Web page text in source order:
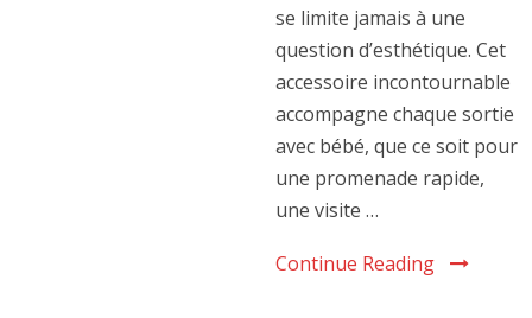
se limite jamais à une
question d’esthétique. Cet
accessoire incontournable
accompagne chaque sortie
avec bébé, que ce soit pour
une promenade rapide,
une visite …
Continue Reading